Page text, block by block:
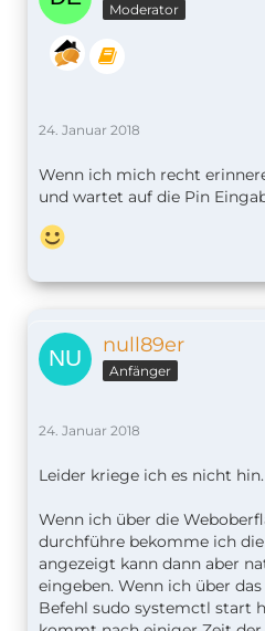
Moderator
24. Januar 2018
Wenn ich mich recht
und wartet auf die Pin
null89er
Anfänger
24. Januar 2018
Leider kriege ich es nicht hin.
Wenn ich über die
durchführe bekomme ich
angezeigt kann dann aber
eingeben. Wenn ich über
Befehl sudo systemctl start